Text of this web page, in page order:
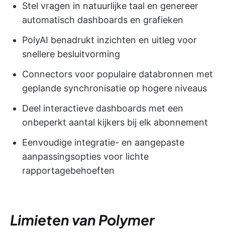
Stel vragen in natuurlijke taal en genereer
automatisch dashboards en grafieken
PolyAI benadrukt inzichten en uitleg voor
snellere besluitvorming
Connectors voor populaire databronnen met
geplande synchronisatie op hogere niveaus
Deel interactieve dashboards met een
onbeperkt aantal kijkers bij elk abonnement
Eenvoudige integratie- en aangepaste
aanpassingsopties voor lichte
rapportagebehoeften
Limieten van Polymer